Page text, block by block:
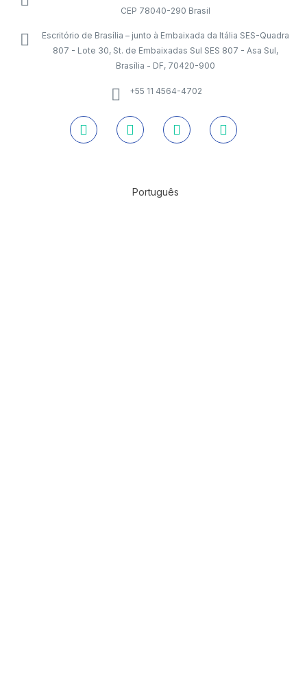
CEP 78040-290 Brasil
Escritório de Brasília – junto à Embaixada da Itália SES-Quadra
807 - Lote 30, St. de Embaixadas Sul SES 807 - Asa Sul,
Brasília - DF, 70420-900
+55 11 4564-4702
Português